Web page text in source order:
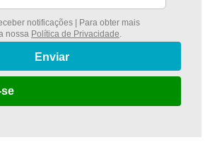
notificações | Para obter mais
nossa Política de Privacidade
Enviar
se